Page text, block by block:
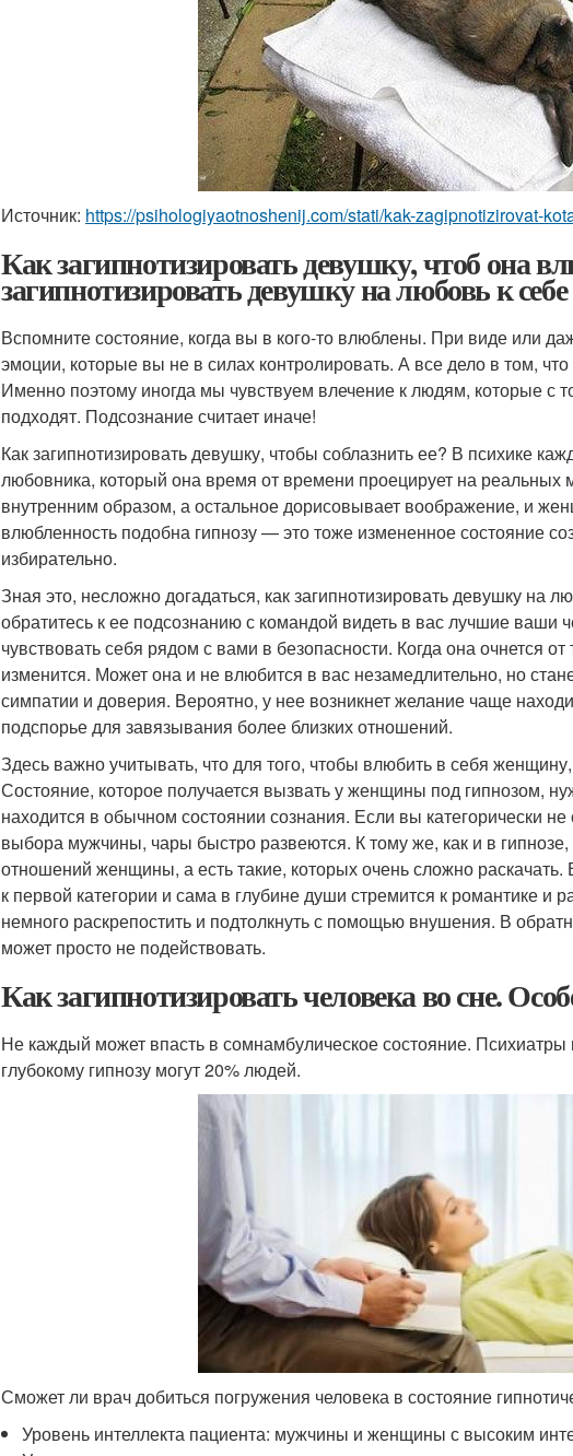
Источник: https://psihologiyaotnoshenij.com/stati/kak-zagipnotizirovat-
Как загипнотизировать девушку, чтоб она
загипнотизировать девушку на любовь к себе
Вспомните состояние, когда вы в кого-то влюблены. При виде или
эмоции, которые вы не в силах контролировать. А все дело в том,
Именно поэтому иногда мы чувствуем влечение к людям, которые с
подходят. Подсознание считает иначе!
Как загипнотизировать девушку, чтобы соблазнить ее? В психике
любовника, который она время от времени проецирует на реальных
внутренним образом, а остальное дорисовывает воображение, и
влюбленность подобна гипнозу — это тоже измененное состояние
избирательно.
Зная это, несложно догадаться, как загипнотизировать девушку на
обратитесь к ее подсознанию с командой видеть в вас лучшие ваши
чувствовать себя рядом с вами в безопасности. Когда она очнется
изменится. Может она и не влюбится в вас незамедлительно, но
симпатии и доверия. Вероятно, у нее возникнет желание чаще
подспорье для завязывания более близких отношений.
Здесь важно учитывать, что для того, чтобы влюбить в себя
Состояние, которое получается вызвать у женщины под гипнозом,
находится в обычном состоянии сознания. Если вы категорически
выбора мужчины, чары быстро развеются. К тому же, как и в
отношений женщины, а есть такие, которых очень сложно
к первой категории и сама в глубине души стремится к романтике и
немного раскрепостить и подтолкнуть с помощью внушения. В
может просто не подействовать.
Как загипнотизировать человека во сне.
Не каждый может впасть в сомнамбулическое состояние. Психиатры
глубокому гипнозу могут 20% людей.
Сможет ли врач добиться погружения человека в состояние
Уровень интеллекта пациента: мужчины и женщины с высоким